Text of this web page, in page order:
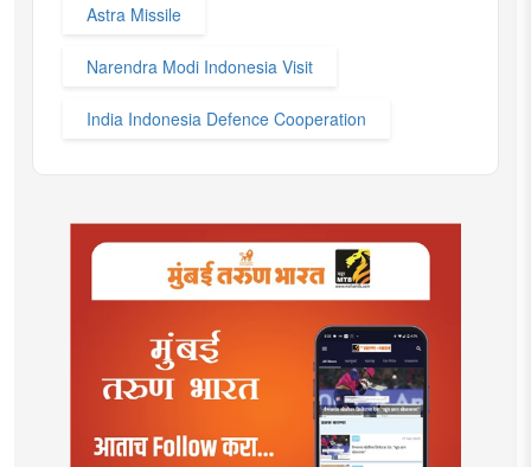
Astra Missile
Narendra Modi Indonesia Visit
India Indonesia Defence Cooperation